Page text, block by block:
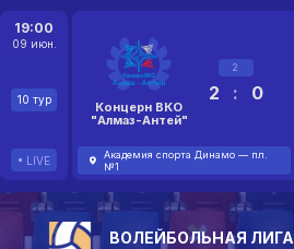
19:00
09 июн.
10 тур
LIVE
Концерн ВКО
"Алмаз-Антей"
2
2 : 0
Академия спорта Динамо — пл.
№1
ВОЛЕЙБОЛЬНАЯ ЛИГА